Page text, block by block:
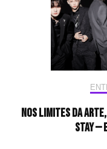
Nos limites da
STAY